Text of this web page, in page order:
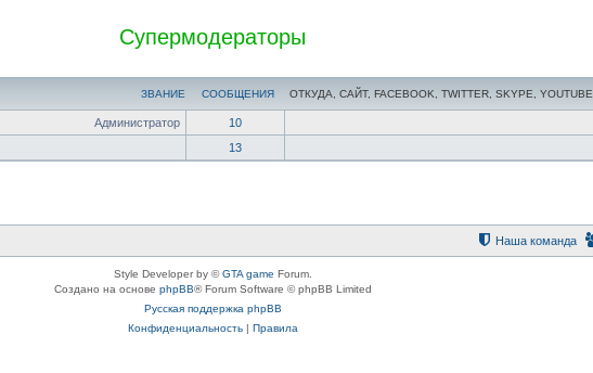
Супермодераторы
ЗВАНИЕ СООБЩЕНИЯ ОТКУДА, САЙТ, FACEBOOK, TWITTER, SKYPE, YOUTUBE
Администратор 10
13
Наша команда
Style Developer by ©GTA game Forum.
Создано на основе phpBB® Forum Software © phpBB Limited
Русская поддержка phpBB
Конфиденциальность| Правила